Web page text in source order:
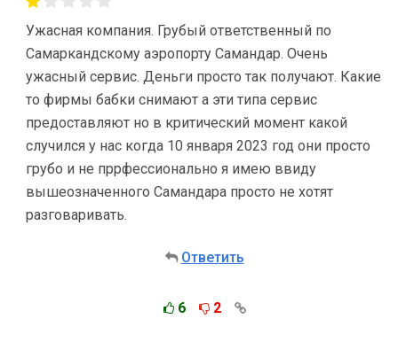
Ужасная компания. Грубый ответственный по
Самаркандскому аэропорту Самандар. Очень
ужасный сервис. Деньги просто так получают. Какие
то фирмы бабки снимают а эти типа сервис
предоставляют но в критический момент какой
случился у нас когда 10 января 2023 год они просто
грубо и не пррфессионально я имею ввиду
вышеозначенного Самандара просто не хотят
разговаривать.
Ответить
6 2